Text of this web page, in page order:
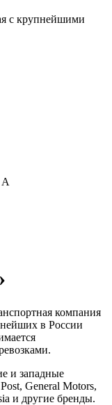
с крупнейшими
А
компания
в России
и западные
General Motors,
и другие бренды.